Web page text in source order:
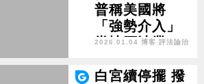
普稱美國將
「強勢介入」
當地石油業
2026.01.04 博客 評法論治
白宮續停擺 撥